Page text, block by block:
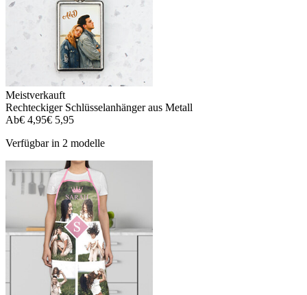
Meistverkauft
Rechteckiger Schlüsselanhänger aus Metall
Ab€ 4,95€ 5,95
Verfügbar in 2 modelle